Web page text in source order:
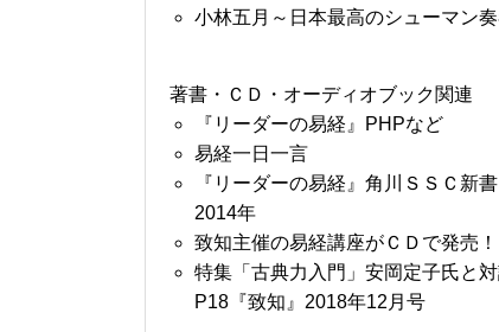
小林五月～日本最高のシューマン
著書・ＣＤ・オーディオブック関連
『リーダーの易経』PHPなど
易経一日一言
『リーダーの易経』角川ＳＳＣ新書
2014年
致知主催の易経講座がＣＤで発売！
特集「古典力入門」安岡定子氏と
P18『致知』2018年12月号